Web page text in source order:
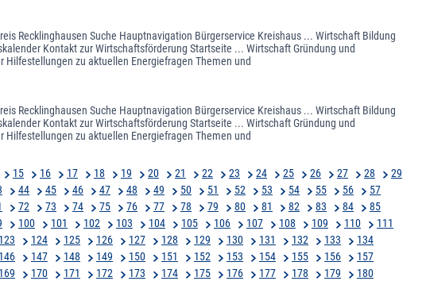
Recklinghausen Suche Hauptnavigation Bürgerservice Kreishaus ... Wirtschaft Bildung
Kontakt zur Wirtschaftsförderung Startseite ... Wirtschaft Gründung und
zu aktuellen Energiefragen Themen und
Recklinghausen Suche Hauptnavigation Bürgerservice Kreishaus ... Wirtschaft Bildung
Kontakt zur Wirtschaftsförderung Startseite ... Wirtschaft Gründung und
zu aktuellen Energiefragen Themen und
15 16 17 18 19 20 21 22 23 24 25 26 27 28
29
44 45 46 47 48 49 50 51 52 53 54 55 56
57
72 73 74 75 76 77 78 79 80 81 82 83 84
85
100 101 102 103 104 105 106 107 108 109 110
111
123 124 125 126 127 128 129 130 131 132 133
134
146 147 148 149 150 151 152 153 154 155 156
157
169 170 171 172 173 174 175 176 177 178 179
180